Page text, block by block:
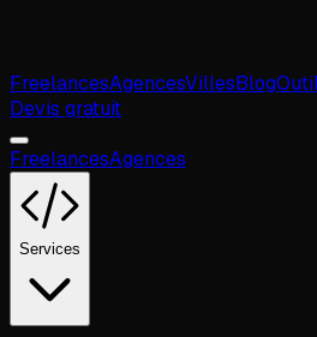
FreelancesAgencesVillesBlog
Devis gratuit
FreelancesAgences
Services